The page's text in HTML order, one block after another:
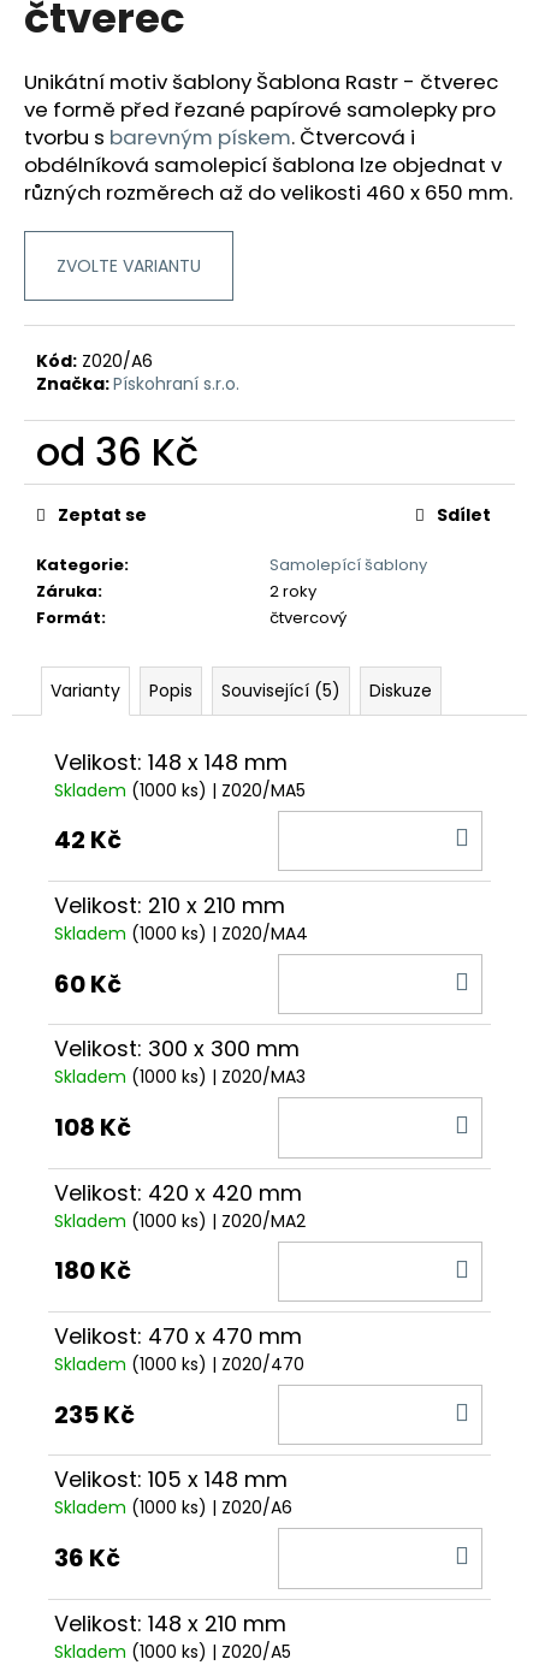
čtverec
Unikátní motiv šablony Šablona Rastr - čtverec
ve formě před řezané papírové samolepky pro
tvorbu s barevným pískem. Čtvercová i
obdélníková samolepicí šablona lze objednat v
různých rozměrech až do velikosti 460 x 650 mm.
ZVOLTE VARIANTU
Kód: Z020/A6
Značka:Pískohraní s.r.o.
od 36 Kč
Měrná
cena:
Kategorie:
Samolepící šablony
Záruka:
2 roky
Formát: čtvercový
Zeptat se Sdílet
Varianty Popis Související (5) Diskuze
Velikost: 148 x 148 mm
Skladem (1000 ks) | Z020/MA5
42 Kč
Velikost: 210 x 210 mm
Skladem (1000 ks) | Z020/MA4
60 Kč
Velikost: 300 x 300 mm
Skladem (1000 ks) | Z020/MA3
108 Kč
Velikost: 420 x 420 mm
Skladem (1000 ks) | Z020/MA2
180 Kč
Velikost: 470 x 470 mm
Skladem (1000 ks) | Z020/470
235 Kč
Velikost: 105 x 148 mm
Skladem (1000 ks) | Z020/A6
36 Kč
Velikost: 148 x 210 mm
Skladem (1000 ks) | Z020/A5
a
í
t
?
D
o
r
u
u
e